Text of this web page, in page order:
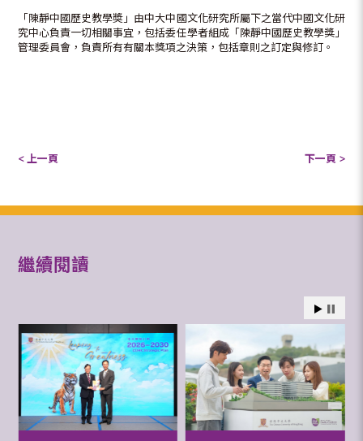
「陳靜中國歷史教學奬」由中大中國文化研究所屬下之當代中國文化研
究中心負責一切相關事宜，包括委任學者組成「陳靜中國歷史教學獎」
管理委員會，負責所有有關本獎項之決策，包括章則之訂定與修訂。
< 上一頁 下一頁 >
繼續閱讀